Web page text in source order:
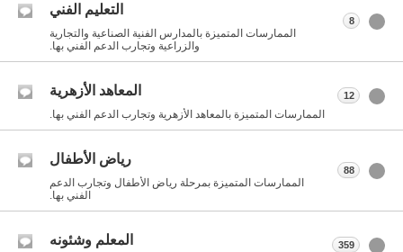
التعليم الفني
الممارسات المتميزة بالمدارس الفنية الصناعية والتجارية
والزراعية وتجارب الدعم الفني بها.
8
المعاهد الأزهرية
الممارسات المتميزة بالمعاهد الأزهرية وتجارب الدعم الفني بها.
12
رياض الأطفال
الممارسات المتميزة بمرحلة رياض الأطفال وتجارب الدعم
الفني بها.
88
المعلم وشئونه 359